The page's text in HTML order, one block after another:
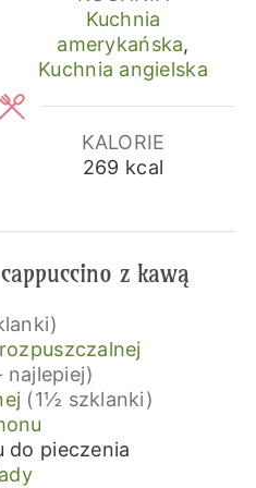
Kuchnia
amerykańska,
Kuchnia angielska
KALORIE
269 kcal
z kawą
najlepiej)
(1½ szklanki)
do pieczenia